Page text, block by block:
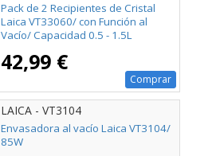
Pack de 2 Recipientes de Cristal
Laica VT33060/ con Función al
Vacío/ Capacidad 0.5 - 1.5L
42,99 €
Comprar
LAICA - VT3104
Envasadora al vacío Laica VT3104/
85W